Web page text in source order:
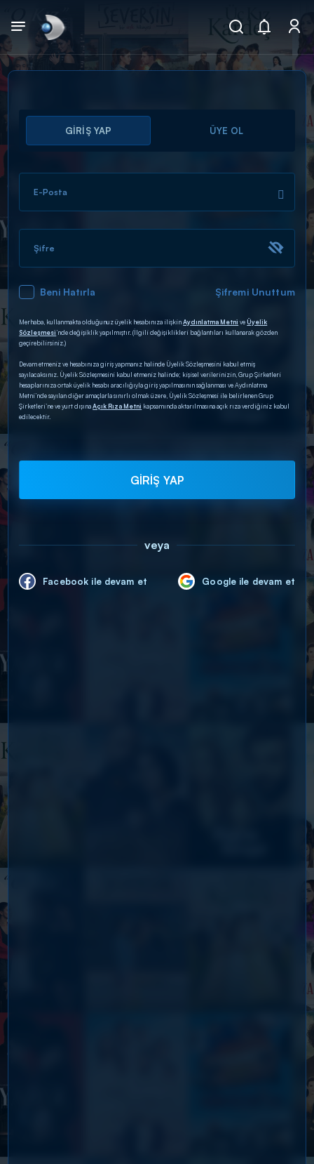
Arama
ARAMA SONUÇLARI
DİĞER SONUÇLAR
GİRİŞ YAP ÜYE OL
E-Posta
Şifre
Beni Hatırla Şifremi Unuttum
Merhaba, kullanmakta olduğunuz üyelik hesabınıza ilişkinAydınlatma Metni veÜyelik
Sözleşmesi’nde değişiklik yapılmıştır. (İlgili değişiklikleri bağlantıları kullanarak gözden
geçirebilirsiniz.)
Devam etmeniz ve hesabınıza giriş yapmanız halinde Üyelik Sözleşmesini kabul etmiş
sayılacaksınız. Üyelik Sözleşmesini kabul etmeniz halinde; kişisel verilerinizin, Grup Şirketleri
hesaplarınıza ortak üyelik hesabı aracılığıyla giriş yapılmasının sağlanması ve Aydınlatma
Metni’nde sayılan diğer amaçlarla sınırlı olmak üzere, Üyelik Sözleşmesi ile belirlenen Grup
Şirketleri’ne ve yurt dışınaAçık Rıza Metni kapsamında aktarılmasına açık rıza verdiğiniz kabul
edilecektir.
GİRİŞ YAP
veya
Facebook ile devam et Google ile devam et